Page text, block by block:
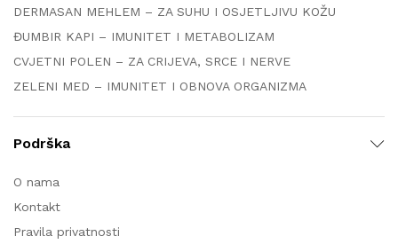
DERMASAN MEHLEM – ZA SUHU I OSJETLJIVU KOŽU
ĐUMBIR KAPI – IMUNITET I METABOLIZAM
CVJETNI POLEN – ZA CRIJEVA, SRCE I NERVE
ZELENI MED – IMUNITET I OBNOVA ORGANIZMA
Podrška
O nama
Kontakt
Pravila privatnosti